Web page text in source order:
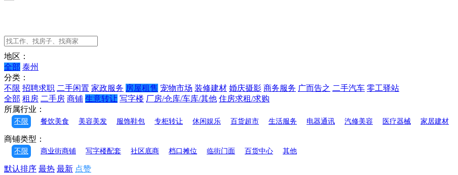
地区：
全部 泰州
分类：
不限 招聘求职 二手闲置 家政服务 房屋租售 宠物市场 装修建材 婚庆摄影 商务服务 广而告之 二手汽车 零工驿站
全部 租房 二手房 商铺 生意转让 写字楼 厂房/仓库/车库/其他 住房求租/求购
所属行业：
不限 餐饮美食 美容美发 服饰鞋包 专柜转让 休闲娱乐 百货超市 生活服务 电器通讯 汽修美容 医疗器械 家居建材
商铺类型：
不限 商业街商铺 写字楼配套 社区底商 档口摊位 临街门面 百货中心 其他
默认排序 最热 最新 点赞